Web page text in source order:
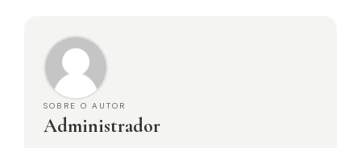
SOBRE O AUTOR
Administrador